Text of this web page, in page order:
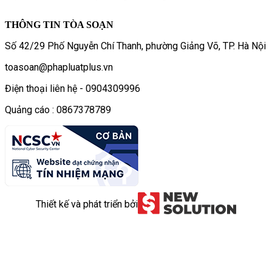
THÔNG TIN TÒA SOẠN
Số 42/29 Phố Nguyễn Chí Thanh, phường Giảng Võ, TP. Hà Nội
toasoan@phapluatplus.vn
Điện thoại liên hệ - 0904309996
Quảng cáo : 0867378789
Thiết kế và phát triển bởi